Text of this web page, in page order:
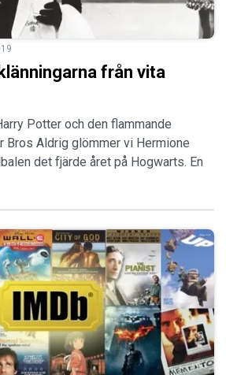
från vita
Potter och den flammande
Bros Aldrig glömmer vi Hermione
det fjärde året på Hogwarts. En